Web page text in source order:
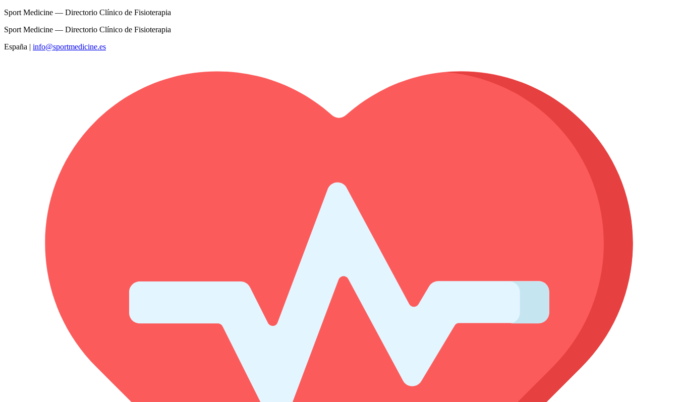
Sport Medicine — Directorio Clínico de Fisioterapia
Sport Medicine — Directorio Clínico de Fisioterapia
España | info@sportmedicine.es